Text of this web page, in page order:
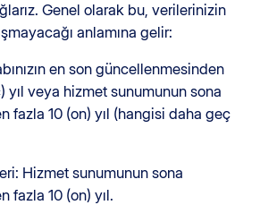
Genel olarak bu, verilerinizin
anlamına gelir:
en son güncellenmesinden
yıl veya hizmet sunumunun sona
fazla 10 (on) yıl (hangisi daha geç
Hizmet sunumunun sona
fazla 10 (on) yıl.